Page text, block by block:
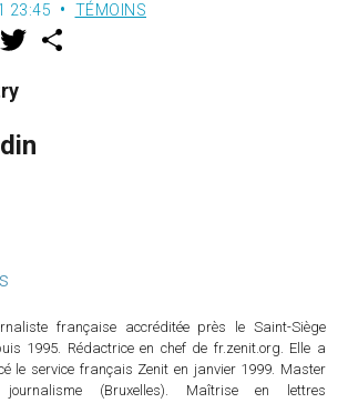
23:45 TÉMOINS
F
a w
r
française accréditée près le Saint-Siège
1995. Rédactrice en chef de fr.zenit.org. Elle a
le service français Zenit en janvier 1999. Master
(Bruxelles). Maîtrise en lettres